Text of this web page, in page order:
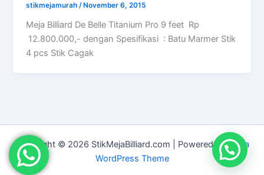
stikmejamurah/ November 6, 2015
Meja Billiard De Belle Titanium Pro 9 feet Rp
12.800.000,- dengan Spesifikasi : Batu Marmer Stik
4 pcs Stik Cagak
Copyright © 2026 StikMejaBilliard.com | Powered byAstra
WordPress Theme